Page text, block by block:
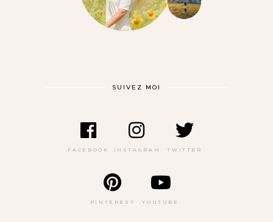
SUIVEZ MOI
FACEBOOK INSTAGRAM TWITTER
PINTEREST YOUTUBE